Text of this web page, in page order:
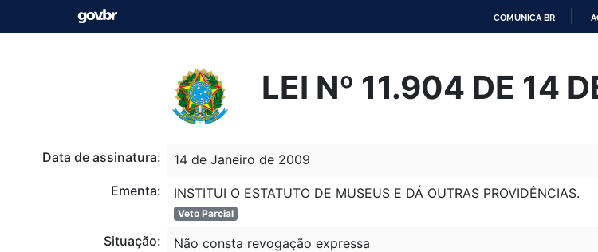
CONTEÚDO
COMUNICA BR
LEI Nº 11.904 DE 14
Data de assinatura:
14 de Janeiro de 2009
Ementa:
INSTITUI O ESTATUTO DE MUSEUS E DÁ OUTRAS PROVIDÊNCIAS.
Veto Parcial
Situação:
Não consta revogação expressa